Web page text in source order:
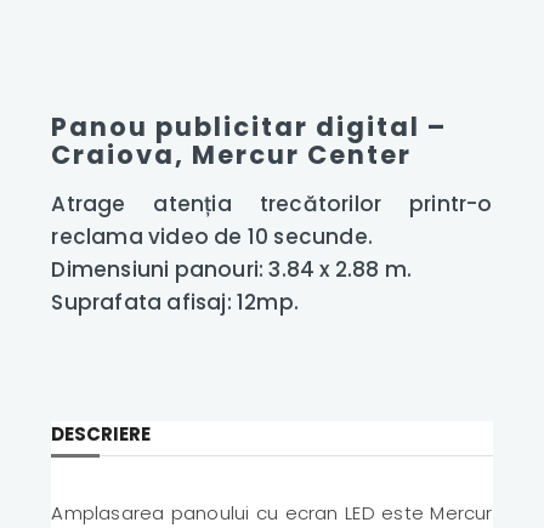
Panou publicitar digital –
Craiova, Mercur Center
Atrage atenția trecătorilor printr-o
reclama video de 10 secunde.
Dimensiuni panouri: 3.84 x 2.88 m.
Suprafata afisaj: 12mp.
DESCRIERE
Amplasarea panoului cu ecran LED este Mercur